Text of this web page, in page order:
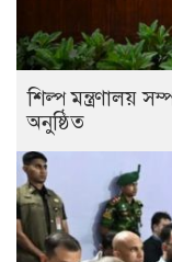
শিল্প মন্ত্রণালয়
অনুষ্ঠিত